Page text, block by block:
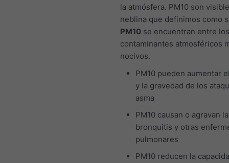
la atmósfera. PM10 son
neblina que definimos como
PM10 se encuentran entre los
contaminantes atmosféricos
nocivos.
PM10 pueden aumentar
y la gravedad de los
asma
PM10 causan o agravan la
bronquitis y otras
pulmonares
PM10 reducen la